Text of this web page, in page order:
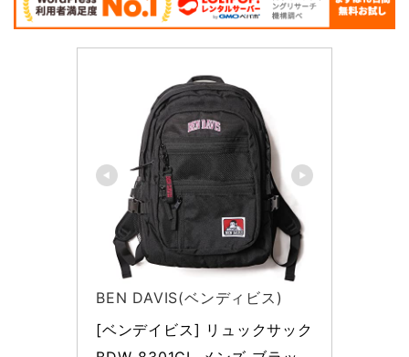
BEN DAVIS(ベンディビス)
[ベンデイビス] リュックサック